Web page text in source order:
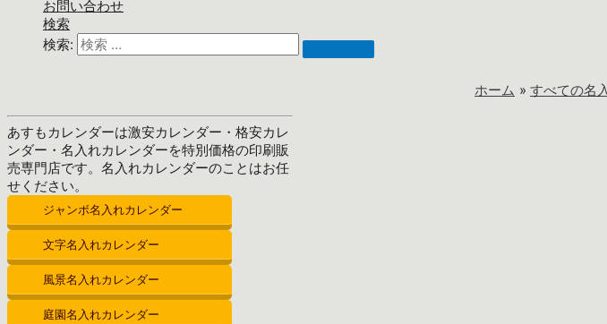
お問い合わせ
検索
検索:
ホーム すべての名
あすもカレンダーは激安カレンダー・格安カレ
ンダー・名入れカレンダーを特別価格の印刷販
売専門店です。名入れカレンダーのことはお任
せください。
ジャンボ名入れカレンダー
文字名入れカレンダー
風景名入れカレンダー
庭園名入れカレンダー